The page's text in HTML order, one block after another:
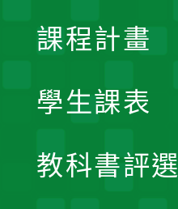
課程計畫
學生課表
教科書評選